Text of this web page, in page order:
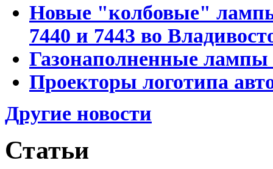
Новые "колбовые"
7440 и 7443 во
Газонаполненные лампы
Проекторы логотипа
Другие новости
Статьи